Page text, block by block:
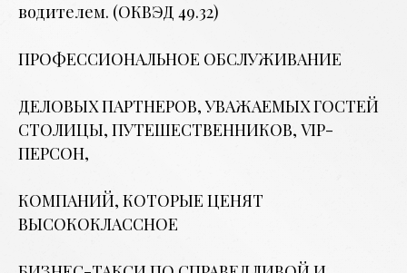
водителем. (ОКВЭД 49.32)
ПРОФЕССИОНАЛЬНОЕ ОБСЛУЖИВАНИЕ
ДЕЛОВЫХ ПАРТНЕРОВ, УВАЖАЕМЫХ ГОСТЕЙ
СТОЛИЦЫ, ПУТЕШЕСТВЕННИКОВ, VIP-
ПЕРСОН,
КОМПАНИЙ, КОТОРЫЕ ЦЕНЯТ
ВЫСОКОКЛАССНОЕ